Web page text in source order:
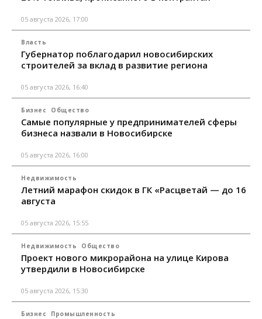
05 августа 2026, 17:00
Власть
Губернатор поблагодарил новосибирских
строителей за вклад в развитие региона
05 августа 2026, 16:40
Бизнес Общество
Самые популярные у предпринимателей сферы
бизнеса назвали в Новосибирске
05 августа 2026, 16:00
Недвижимость
Летний марафон скидок в ГК «Расцветай — до 16
августа
05 августа 2026, 15:55
Недвижимость Общество
Проект нового микрорайона на улице Кирова
утвердили в Новосибирске
05 августа 2026, 15:30
Бизнес Промышленность